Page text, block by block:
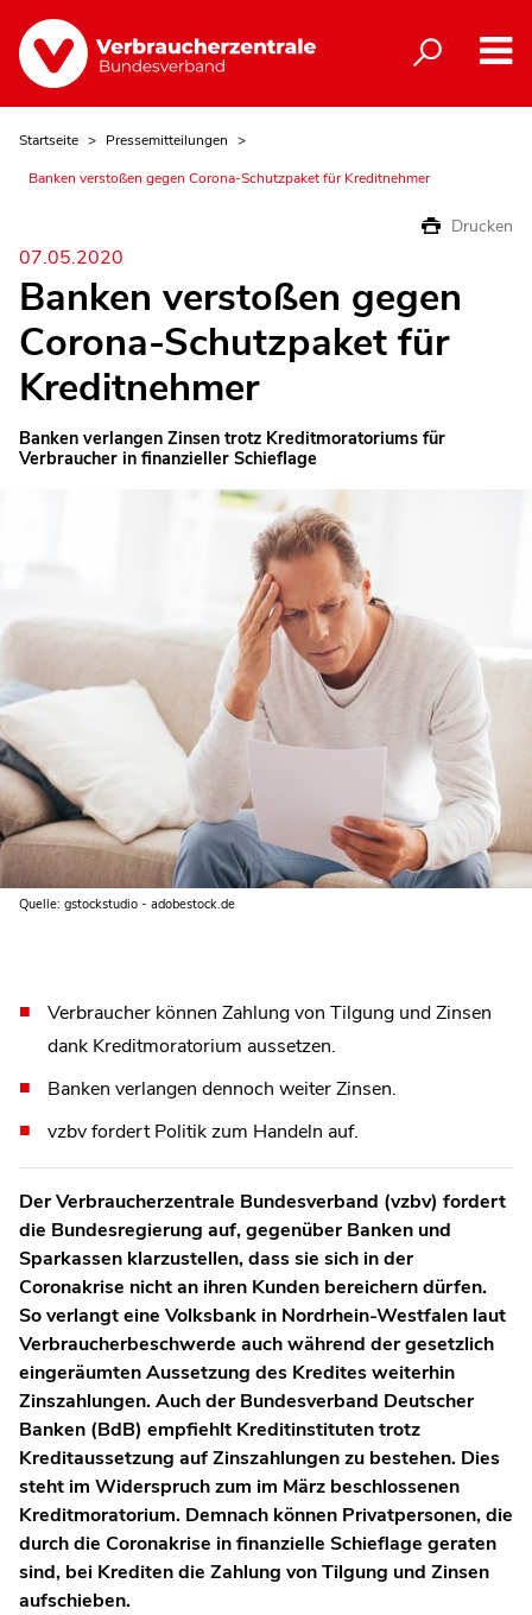
Startseite
Pressemitteilungen
Banken verstoßen gegen Corona-Schutzpaket für Kreditnehmer
Drucken
07.05.2020
Banken verstoßen gegen
Corona-Schutzpaket für
Kreditnehmer
Banken verlangen Zinsen trotz Kreditmoratoriums für
Verbraucher in finanzieller Schieflage
Quelle: gstockstudio - adobestock.de
Verbraucher können Zahlung von Tilgung und Zinsen
dank Kreditmoratorium aussetzen.
Banken verlangen dennoch weiter Zinsen.
vzbv fordert Politik zum Handeln auf.
Der Verbraucherzentrale Bundesverband (vzbv) fordert
die Bundesregierung auf, gegenüber Banken und
Sparkassen klarzustellen, dass sie sich in der
Coronakrise nicht an ihren Kunden bereichern dürfen.
So verlangt eine Volksbank in Nordrhein-Westfalen laut
Verbraucherbeschwerde auch während der gesetzlich
eingeräumten Aussetzung des Kredites weiterhin
Zinszahlungen. Auch der Bundesverband Deutscher
Banken (BdB) empfiehlt Kreditinstituten trotz
Kreditaussetzung auf Zinszahlungen zu bestehen. Dies
steht im Widerspruch zum im März beschlossenen
Kreditmoratorium. Demnach können Privatpersonen, die
durch die Coronakrise in finanzielle Schieflage geraten
sind, bei Krediten die Zahlung von Tilgung und Zinsen
aufschieben.